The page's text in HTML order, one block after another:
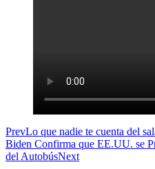
PrevLo que nadie te cuenta del
Biden Confirma que EE.UU. se
del AutobúsNext